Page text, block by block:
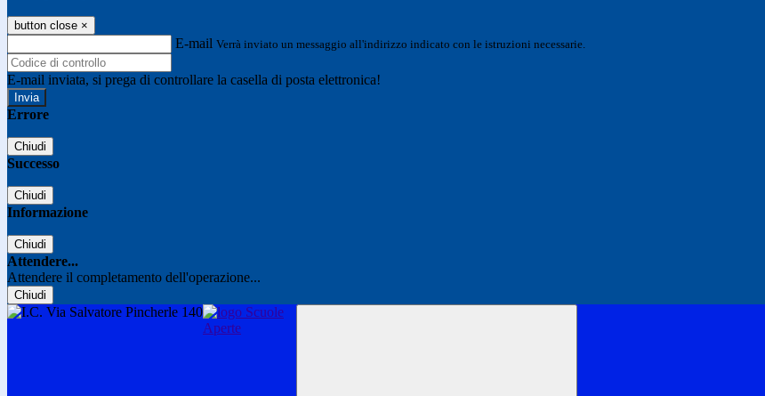
button close ×
E-mail Verrà inviato un messaggio all'indirizzo indicato con le istruzioni necessarie.
E-mail inviata, si prega di controllare la casella di posta elettronica!
Errore
Chiudi
Successo
Chiudi
Informazione
Chiudi
Attendere...
Attendere il completamento dell'operazione...
Chiudi